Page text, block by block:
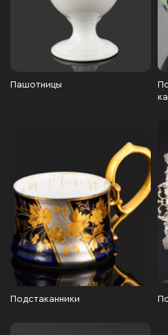
Пашотницы
Подстаканники